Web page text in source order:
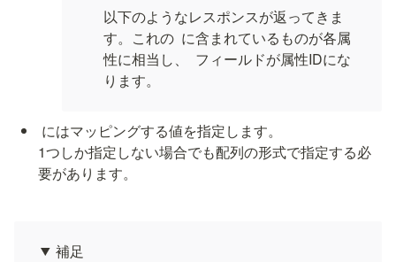
以下のようなレスポンスが返ってきま
す。これの に含まれているものが各属
性に相当し、
フィールドが属性IDにな
ります。
1つしか指定しない場合でも配列の形式で指定する必
要があります。
補足